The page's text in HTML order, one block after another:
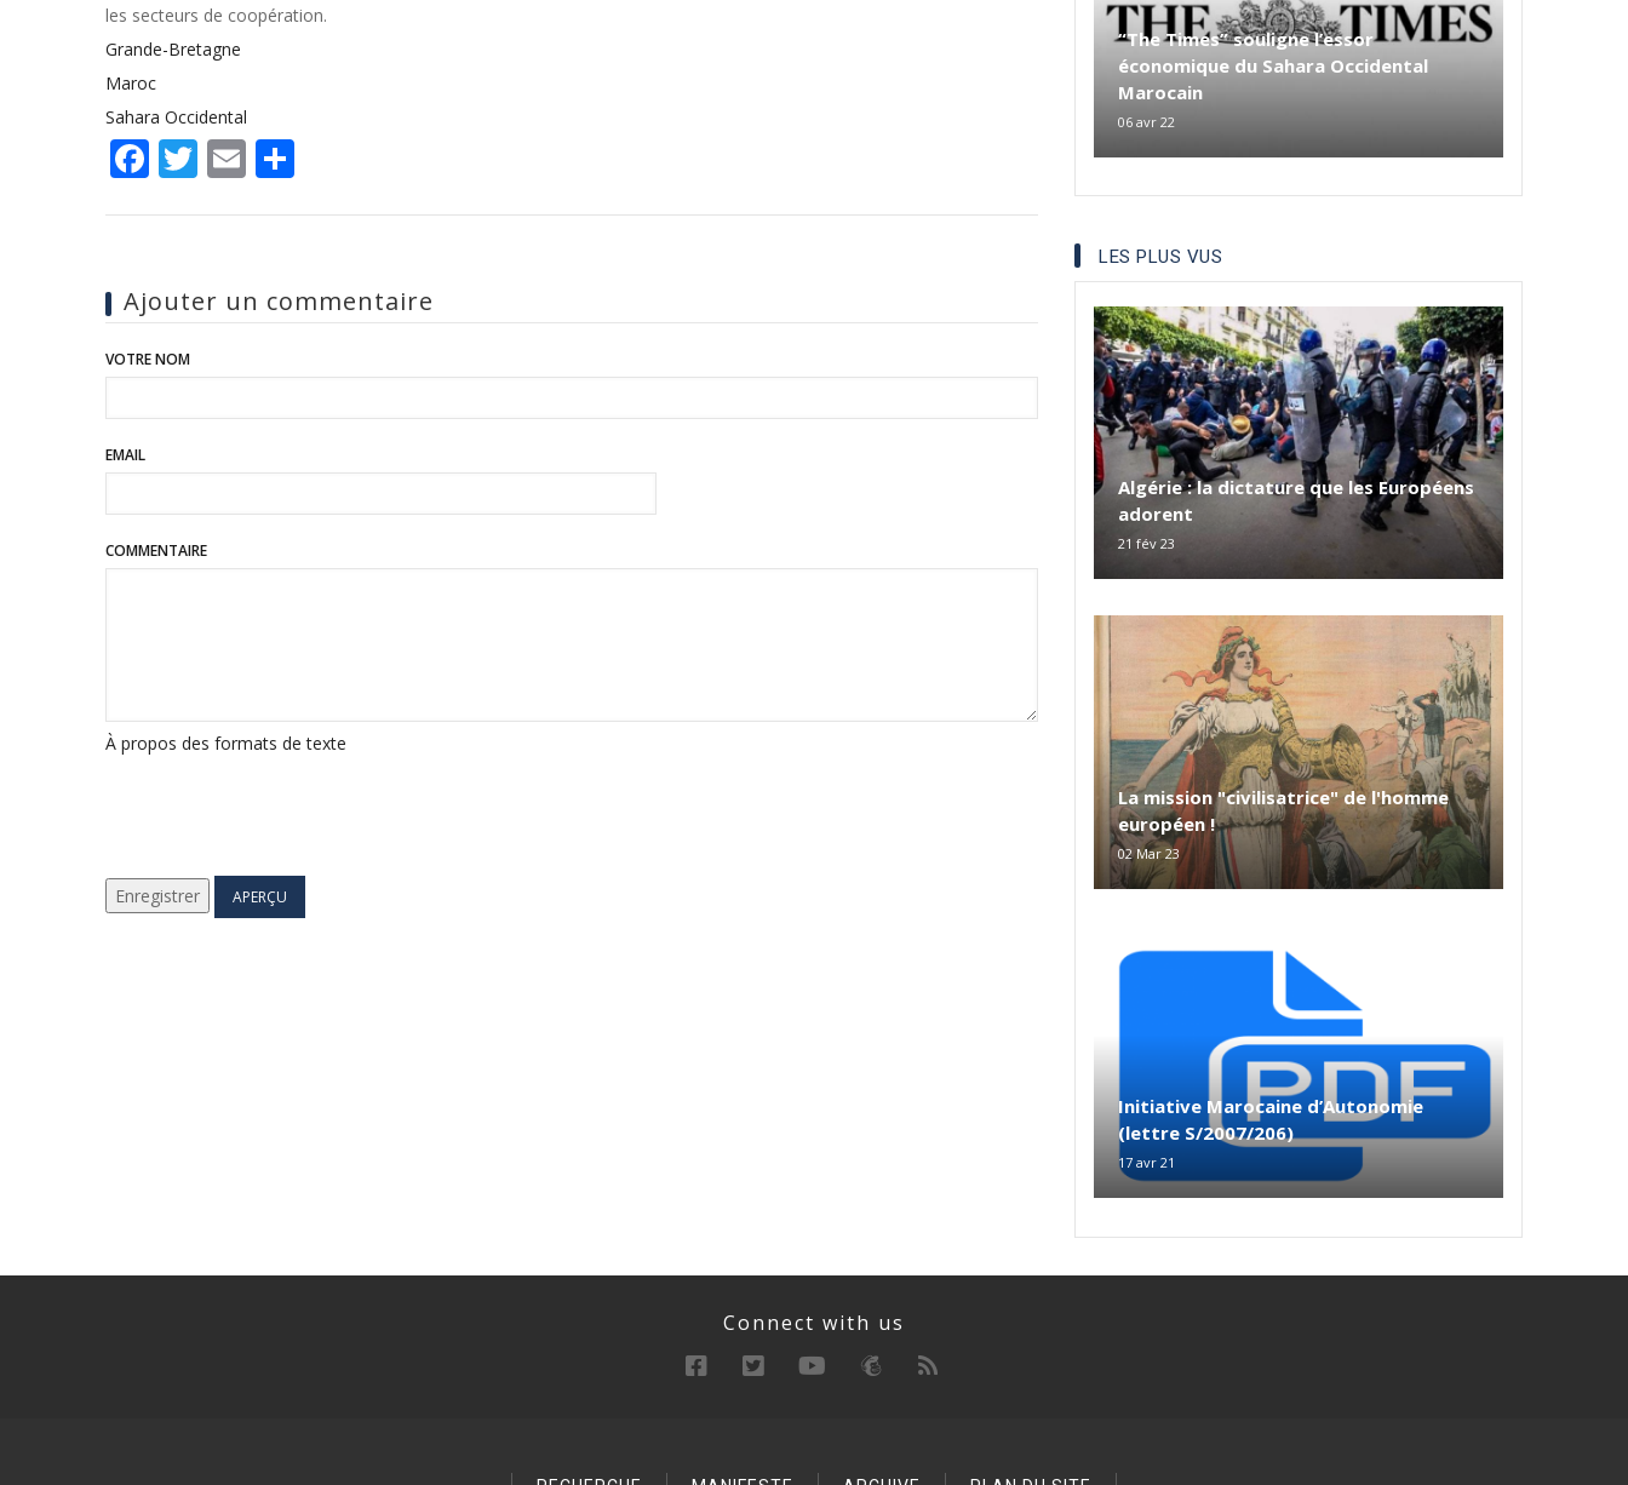
les secteurs de coopération.
Grande-Bretagne
Maroc
Sahara Occidental
Facebook
Twitter
Email
Ajouter un commentaire
VOTRE NOM
EMAIL
COMMENTAIRE
À propos des formats de texte
“The Times” souligne l’essor
économique du Sahara Occidental
Marocain
06 avr 22
LES PLUS VUS
Algérie : la dictature que les Européens
adorent
21 fév 23
La mission "civilisatrice" de l'homme
européen !
02 Mar 23
Initiative Marocaine d’Autonomie
(lettre S/2007/206)
17 avr 21
Connect with us